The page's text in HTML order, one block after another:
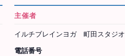
主催者
イルチブレインヨガ 町田スタジオ
電話番号